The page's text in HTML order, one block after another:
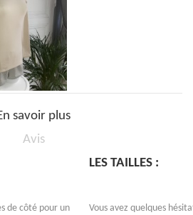
SABLE 100%...
savoir plus
Avis
de côté pour un
LES TAILLES :
Vous avez quelques